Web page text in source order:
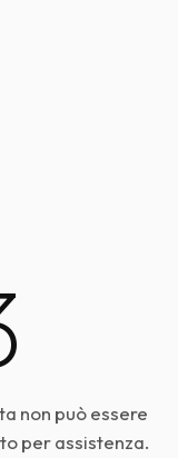
non può essere
per assistenza.